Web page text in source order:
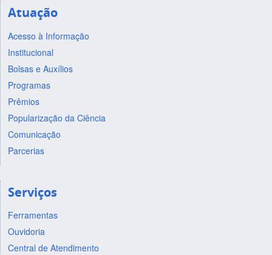
Atuação
Acesso à Informação
Institucional
Bolsas e Auxílios
Programas
Prêmios
Popularização da Ciência
Comunicação
Parcerias
Serviços
Ferramentas
Ouvidoria
Central de Atendimento